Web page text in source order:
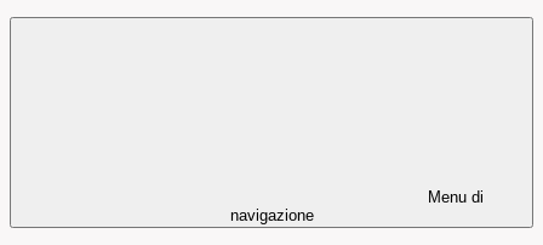
Menu di
navigazione